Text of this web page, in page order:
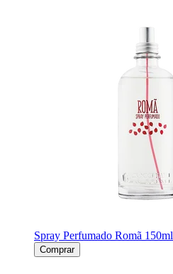
Spray Perfumado Romã 150ml
Comprar